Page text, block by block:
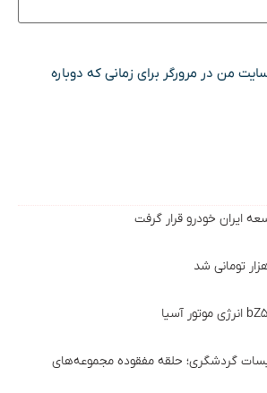
من در مرورگر برای زمانی که دوباره
ایران خودرو قرار گرفت
گردشگری؛ حلقه مفقوده مجموعه‌های